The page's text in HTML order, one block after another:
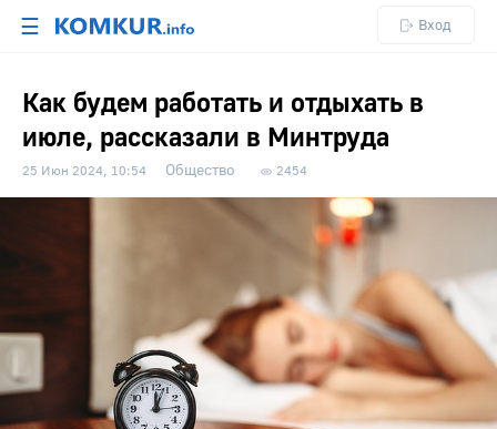
☰ Вход
Как будем работать и отдыхать в
июле, рассказали в Минтруда
25 Июн 2024, 10:54 Общество 2454